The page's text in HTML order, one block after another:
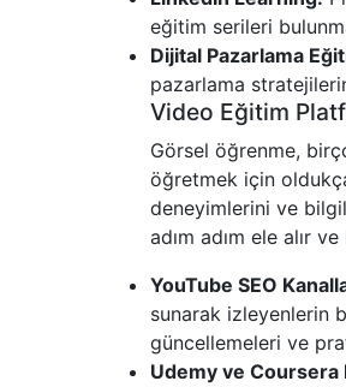
eğitim serileri
Dijital Pazarlama
pazarlama
Video Eğitim
Görsel öğrenme,
öğretmek için
deneyimlerini ve
adım adım ele alır
YouTube SEO
sunarak izleyenlerin
güncellemeleri ve
Udemy ve Coursera